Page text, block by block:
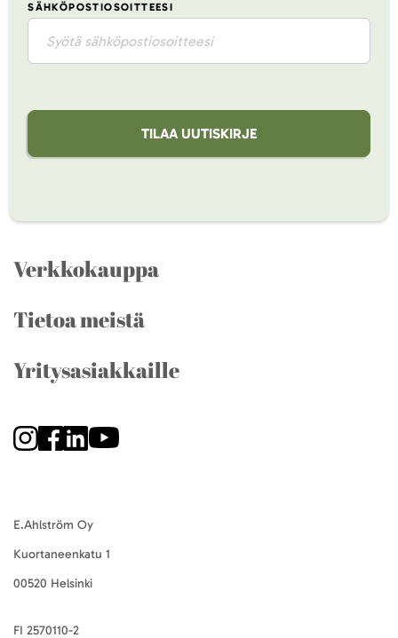
SÄHKÖPOSTIOSOITTEESI
TILAA UUTISKIRJE
Verkkokauppa
Tietoa meistä
Yritysasiakkaille
E.Ahlström Oy
Kuortaneenkatu 1
00520 Helsinki
FI 2570110-2